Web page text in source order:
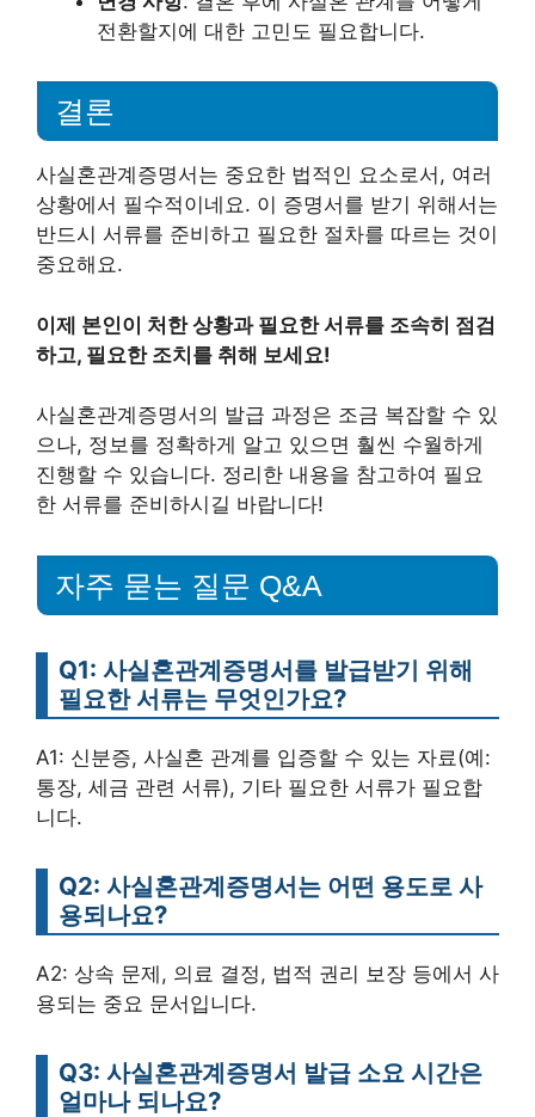
전환할지에 대한 고민도 필요합니다.
결론
사실혼관계증명서는 중요한 법적인 요소로서, 여러
상황에서 필수적이네요. 이 증명서를 받기 위해서는
반드시 서류를 준비하고 필요한 절차를 따르는 것이
중요해요.
이제 본인이 처한 상황과 필요한 서류를 조속히 점검
하고, 필요한 조치를 취해 보세요!
사실혼관계증명서의 발급 과정은 조금 복잡할 수 있
으나, 정보를 정확하게 알고 있으면 훨씬 수월하게
진행할 수 있습니다. 정리한 내용을 참고하여 필요
한 서류를 준비하시길 바랍니다!
자주 묻는 질문 Q&A
Q1: 사실혼관계증명서를 발급받기 위해
필요한 서류는 무엇인가요?
A1: 신분증, 사실혼 관계를 입증할 수 있는 자료(예:
통장, 세금 관련 서류), 기타 필요한 서류가 필요합
니다.
Q2: 사실혼관계증명서는 어떤 용도로 사
용되나요?
A2: 상속 문제, 의료 결정, 법적 권리 보장 등에서 사
용되는 중요 문서입니다.
Q3: 사실혼관계증명서 발급 소요 시간은
얼마나 되나요?